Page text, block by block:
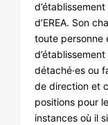
d’EREA. Son
toute personne
détaché·es ou
de direction et
positions pour
instances où il